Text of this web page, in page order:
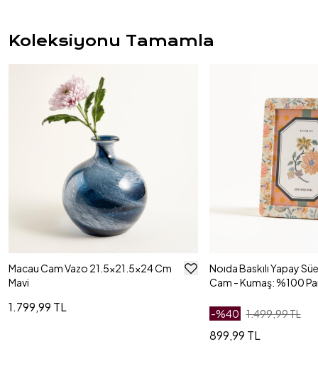
Koleksiyonu Tamamla
Macau Cam Vazo 21.5x21.5x24 Cm
Mavi
1.799,99 TL
Noıda Baskılı Yapay
Cam - Kumaş: %100
-%40 1.499,99 TL
899,99 TL